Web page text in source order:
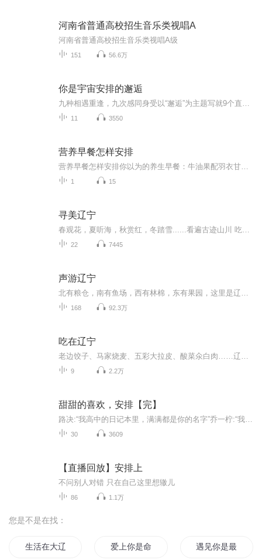
河南省普通高校招生音乐类视唱A
河南省普通高校招生音乐类视唱A级
151 56.6万
你是宇宙安排的邂逅
11 3550
营养早餐怎样安排
1 15
寻美辽宁
22 7445
声游辽宁
168 92.3万
吃在辽宁
9 2.2万
甜甜的喜欢，安排【完】
30 3609
【直播回放】安排上
不问别人对错 只在自己这里想辙儿
86 1.1万
您是不是在找：
生活在大辽时代 爱上你是命运最好的安排遇见你是最好的